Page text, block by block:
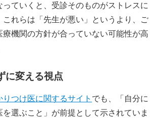
ていくと、受診そのものがストレスに
これらは「先生が悪い」というより、ご
療機関の方針が合っていない可能性が高
に変える視点
つけ医に関するサイト でも、「自分に
選ぶこと」が前提として示されていま